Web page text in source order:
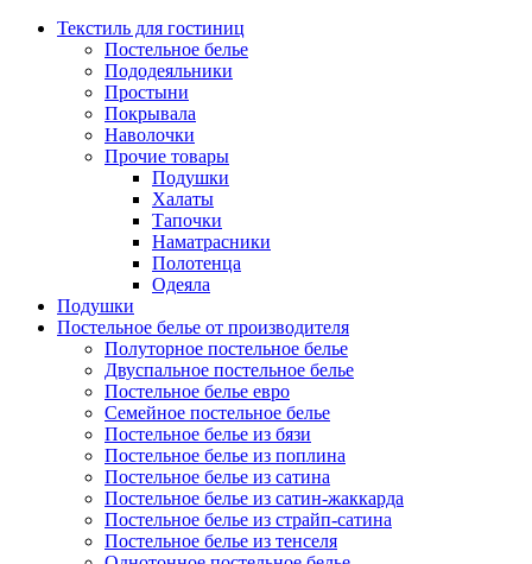
Текстиль для гостиниц
Постельное белье
Пододеяльники
Простыни
Покрывала
Наволочки
Прочие товары
Подушки
Халаты
Тапочки
Наматрасники
Полотенца
Одеяла
Подушки
Постельное белье от производителя
Полуторное постельное белье
Двуспальное постельное белье
Постельное белье евро
Семейное постельное белье
Постельное белье из бязи
Постельное белье из поплина
Постельное белье из сатина
Постельное белье из сатин-жаккарда
Постельное белье из страйп-сатина
Постельное белье из тенселя